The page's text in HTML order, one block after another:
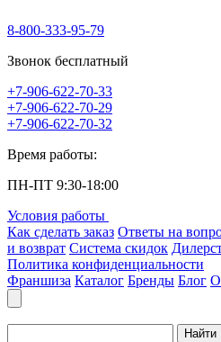
8-800-333-95-79
Звонок бесплатный
+7-906-622-70-33
+7-906-622-70-29
+7-906-622-70-32
Время работы:
ПН-ПТ 9:30-18:00
Условия работы
Как сделать заказ Ответы на
и возврат Система скидок
Политика конфиденциальности
Франшиза Каталог Бренды Блог О
Найти